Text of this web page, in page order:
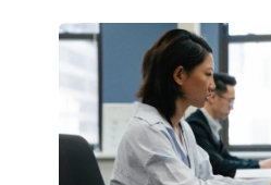
БИЗНЕСА:
КАКИЕ
3
ЗАДАЧИ
ЕМУ
МОЖНО